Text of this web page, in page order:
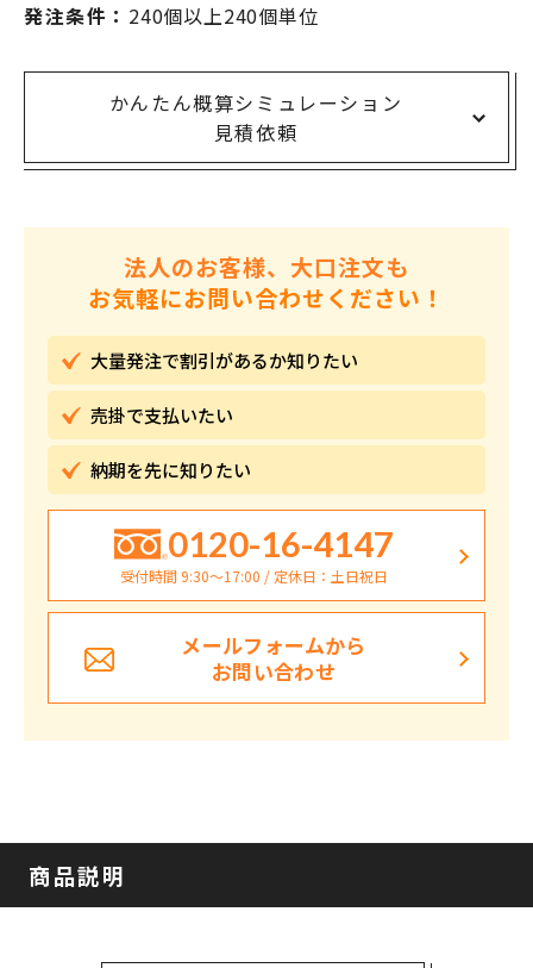
発注条件： 240個以上240個単位
かんたん概算シミュレーション
見積依頼
法人のお客様、大口注文も
お気軽にお問い合わせください！
大量発注で割引があるか知りたい
売掛で支払いたい
納期を先に知りたい
0120-16-4147
受付時間 9:30〜17:00 / 定休日：土日祝日
メールフォームから
お問い合わせ
商品説明